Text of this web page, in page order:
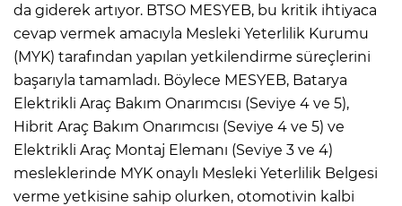
da giderek artıyor. BTSO MESYEB, bu kritik ihtiyaca
cevap vermek amacıyla Mesleki Yeterlilik Kurumu
(MYK) tarafından yapılan yetkilendirme süreçlerini
başarıyla tamamladı. Böylece MESYEB, Batarya
Elektrikli Araç Bakım Onarımcısı (Seviye 4 ve 5),
Hibrit Araç Bakım Onarımcısı (Seviye 4 ve 5) ve
Elektrikli Araç Montaj Elemanı (Seviye 3 ve 4)
mesleklerinde MYK onaylı Mesleki Yeterlilik Belgesi
verme yetkisine sahip olurken, otomotivin kalbi